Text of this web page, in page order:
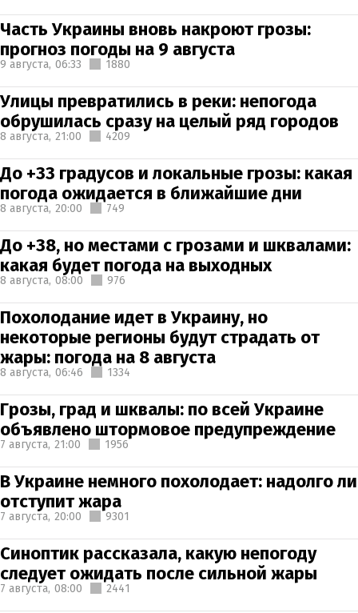
Часть Украины вновь накроют грозы:
прогноз погоды на 9 августа
9 августа, 06:33 1880
Улицы превратились в реки: непогода
обрушилась сразу на целый ряд городов
8 августа, 21:00 4209
До +33 градусов и локальные грозы: какая
погода ожидается в ближайшие дни
8 августа, 20:00 749
До +38, но местами с грозами и шквалами:
какая будет погода на выходных
8 августа, 08:00 976
Похолодание идет в Украину, но
некоторые регионы будут страдать от
жары: погода на 8 августа
8 августа, 06:46 1334
Грозы, град и шквалы: по всей Украине
объявлено штормовое предупреждение
7 августа, 21:00 1956
В Украине немного похолодает: надолго ли
отступит жара
7 августа, 20:00 9301
Синоптик рассказала, какую непогоду
следует ожидать после сильной жары
7 августа, 08:00 2441